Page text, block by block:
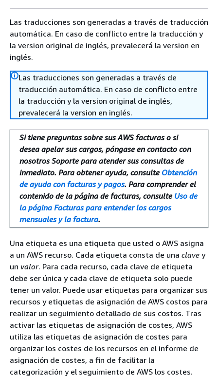
Las traducciones son generadas a través de traducción
automática. En caso de conflicto entre la traducción y
la version original de inglés, prevalecerá la version en
inglés.
Las traducciones son generadas a través de
traducción automática. En caso de conflicto entre
la traducción y la version original de inglés,
prevalecerá la version en inglés.
Si tiene preguntas sobre sus AWS facturas o si
desea apelar sus cargos, póngase en contacto con
nosotros Soporte para atender sus consultas de
inmediato. Para obtener ayuda, consulte Obtención
de ayuda con facturas y pagos. Para comprender el
contenido de la página de facturas, consulte Uso de
la página Facturas para entender los cargos
mensuales y la factura.
Una etiqueta es una etiqueta que usted o AWS asigna
a un AWS recurso. Cada etiqueta consta de una clave y
un valor. Para cada recurso, cada clave de etiqueta
debe ser única y cada clave de etiqueta solo puede
tener un valor. Puede usar etiquetas para organizar sus
recursos y etiquetas de asignación de AWS costos para
realizar un seguimiento detallado de sus costos. Tras
activar las etiquetas de asignación de costes, AWS
utiliza las etiquetas de asignación de costes para
organizar los costes de los recursos en el informe de
asignación de costes, a fin de facilitar la
categorización y el seguimiento de AWS los costes.